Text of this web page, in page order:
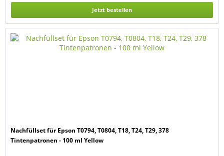
Jetzt bestellen
Nachfüllset für Epson T0794, T0804, T18, T24, T29, 378
Tintenpatronen - 100 ml Yellow